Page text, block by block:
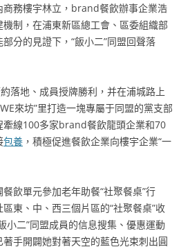
商務樓宇林立，brand餐飲辦事企業浩
制，在浦東新區總工會、區委組織部
分的見證下，“飯小二”同盟回聲落
落地、成員授牌勝利，并在浦城路上
來坊”里打造一塊專屬于同盟的黨支部
牽線100多家brand餐飲龍頭企業和70
包養 ，積極促進餐飲企業向樓宇企業“一
飲單元參加老年助餐“社聚餐桌”行
東、中、西三個片區的“社聚餐桌”收
小二”同盟成員的信息搜集、優惠運動
手開闢她對著天空的藍色光束刺出圓